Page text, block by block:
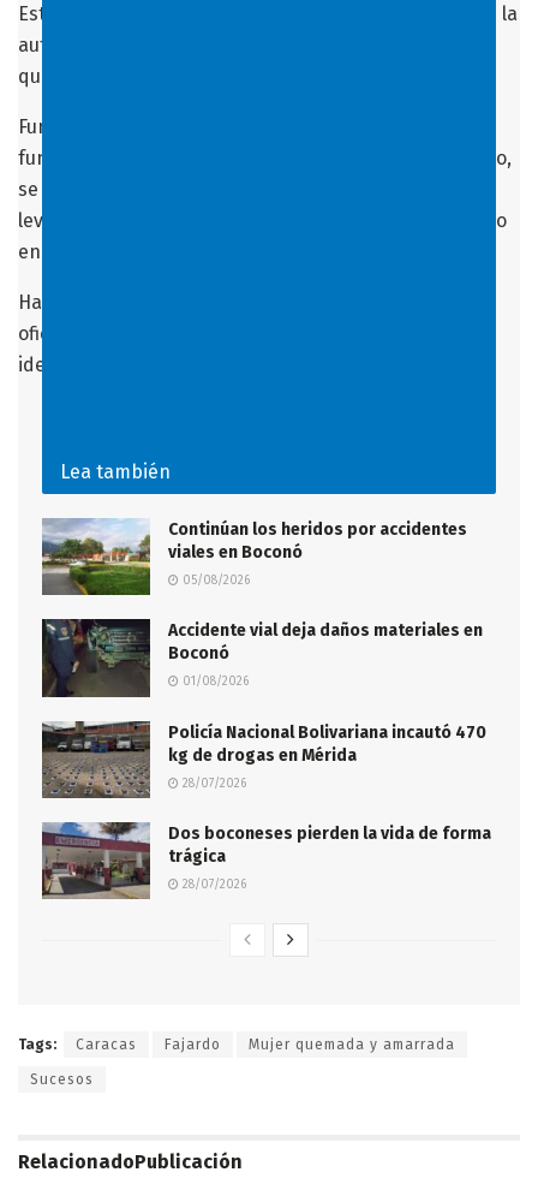
Este viernes fue encontrado en el puente 5 de Julio de la
autopista Francisco Fajardo el cadáver amarrado y
quemado de una mujer.
Funcionarios del Cuerpo del Cicpc, así como
funcionarios de otros cuerpos de seguridad del Estado,
se encuentran en el lugar donde se debe realizar el
levantamiento del cuerpo, lo que genera fuerte retraso
en la vía.
Hasta el momento no ha habido un pronunciamiento
oficial sobre los hechos ocurridos y se desconoce la
identidad de la víctima.
Lea también
Continúan los heridos por accidentes
viales en Boconó
05/08/2026
Accidente vial deja daños materiales en
Boconó
01/08/2026
Policía Nacional Bolivariana incautó 470
kg de drogas en Mérida
28/07/2026
Dos boconeses pierden la vida de forma
trágica
28/07/2026
Tags: Caracas Fajardo Mujer quemada y amarrada
Sucesos
RelacionadoPublicación